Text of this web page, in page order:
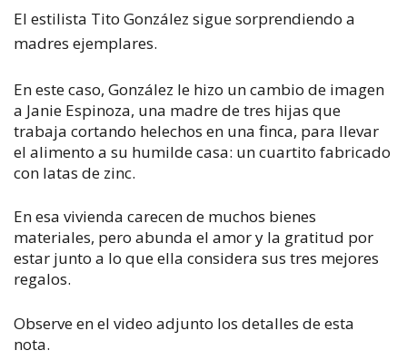
El estilista Tito González sigue sorprendiendo a
madres ejemplares.
En este caso, González le hizo un cambio de imagen
a Janie Espinoza, una madre de tres hijas que
trabaja cortando helechos en una finca, para llevar
el alimento a su humilde casa: un cuartito fabricado
con latas de zinc.
En esa vivienda carecen de muchos bienes
materiales, pero abunda el amor y la gratitud por
estar junto a lo que ella considera sus tres mejores
regalos.
Observe en el video adjunto los detalles de esta
nota.